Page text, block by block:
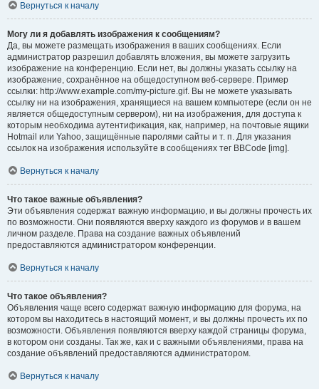
Вернуться к началу
Могу ли я добавлять изображения к сообщениям?
Да, вы можете размещать изображения в ваших сообщениях. Если
администратор разрешил добавлять вложения, вы можете загрузить
изображение на конференцию. Если нет, вы должны указать ссылку на
изображение, сохранённое на общедоступном веб-сервере. Пример
ссылки: http://www.example.com/my-picture.gif. Вы не можете указывать
ссылку ни на изображения, хранящиеся на вашем компьютере (если он не
является общедоступным сервером), ни на изображения, для доступа к
которым необходима аутентификация, как, например, на почтовые ящики
Hotmail или Yahoo, защищённые паролями сайты и т. п. Для указания
ссылок на изображения используйте в сообщениях тег BBCode [img].
Вернуться к началу
Что такое важные объявления?
Эти объявления содержат важную информацию, и вы должны прочесть их
по возможности. Они появляются вверху каждого из форумов и в вашем
личном разделе. Права на создание важных объявлений
предоставляются администратором конференции.
Вернуться к началу
Что такое объявления?
Объявления чаще всего содержат важную информацию для форума, на
котором вы находитесь в настоящий момент, и вы должны прочесть их по
возможности. Объявления появляются вверху каждой страницы форума,
в котором они созданы. Так же, как и с важными объявлениями, права на
создание объявлений предоставляются администратором.
Вернуться к началу